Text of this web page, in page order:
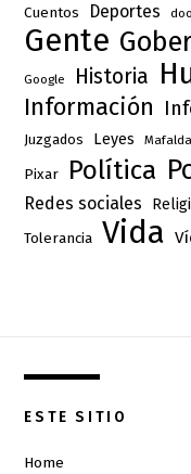
Cuentos Deportes
Gente
Google Historia
Información
Juzgados Leyes Mafalda
Pixar Política
Redes sociales
Tolerancia Vida
ESTE SITIO
Home